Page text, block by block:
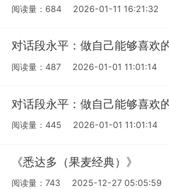
阅读量：684 2026-01-11 16:21:32
对话段永平：做自己能够喜欢
阅读量：487 2026-01-01 11:01:14
对话段永平：做自己能够喜欢
阅读量：445 2026-01-01 11:01:14
《悉达多（果麦经典）》
阅读量：743 2025-12-27 05:05:59